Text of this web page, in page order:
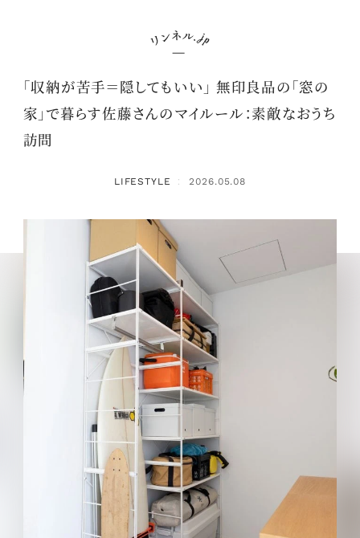
「収納が苦手＝隠してもいい」 無印良品の「窓の
家」で暮らす佐藤さんのマイルール：素敵なおうち
訪問
LIFESTYLE ： 2026.05.08